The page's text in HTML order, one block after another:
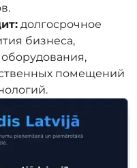
долгосрочное
бизнеса,
помещений